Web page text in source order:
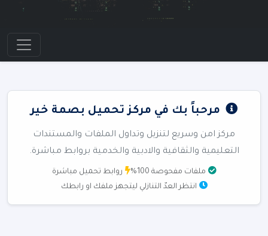
مرحباً بك في مركز تحميل بصمة خير
مركز امن وسريع لتنزيل وتداول الملفات والمستندات
التعليمية والثقافية والادبية والخدمية بروابط مباشرة.
ملفات مفحوصة 100%
روابط تحميل مباشرة
انتظر العدّ التنازلي ليتجهز ملفك او رابطك